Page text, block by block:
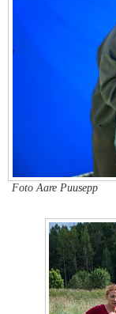
Foto Aare Puusepp